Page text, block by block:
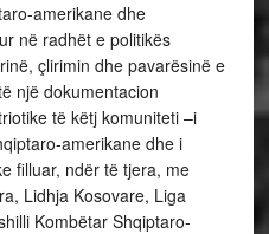
amerikane dhe
në radhët e politikës
çlirimin dhe pavarësinë e
një dokumentacion
të këtj komuniteti –i
amerikane dhe i
filluar, ndër të tjera, me
Lidhja Kosovare, Liga
Kombëtar Shqiptaro-